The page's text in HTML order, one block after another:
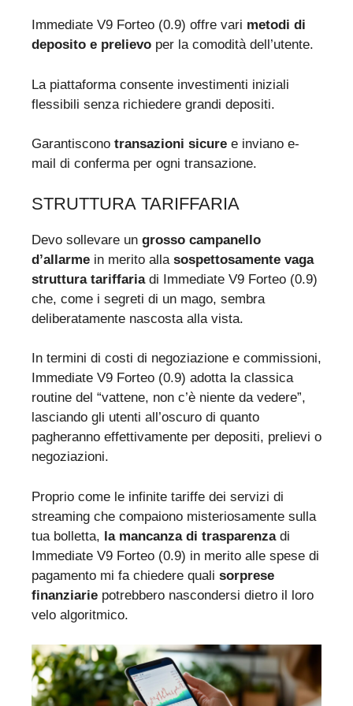
Immediate V9 Forteo (0.9) offre vari metodi di
deposito e prelievo per la comodità dell’utente.
La piattaforma consente investimenti iniziali
flessibili senza richiedere grandi depositi.
Garantiscono transazioni sicure e inviano e-
mail di conferma per ogni transazione.
STRUTTURA TARIFFARIA
Devo sollevare un grosso campanello
d’allarme in merito alla sospettosamente vaga
struttura tariffariadi Immediate V9 Forteo (0.9)
che, come i segreti di un mago, sembra
deliberatamente nascosta alla vista.
In termini di costi di negoziazione e commissioni,
Immediate V9 Forteo (0.9) adotta la classica
routine del “vattene, non c’è niente da vedere”,
lasciando gli utenti all’oscuro di quanto
pagheranno effettivamente per depositi, prelievi o
negoziazioni.
Proprio come le infinite tariffe dei servizi di
streaming che compaiono misteriosamente sulla
tua bolletta, la mancanza di trasparenzadi
Immediate V9 Forteo (0.9) in merito alle spese di
pagamento mi fa chiedere quali sorprese
finanziarie potrebbero nascondersi dietro il loro
velo algoritmico.